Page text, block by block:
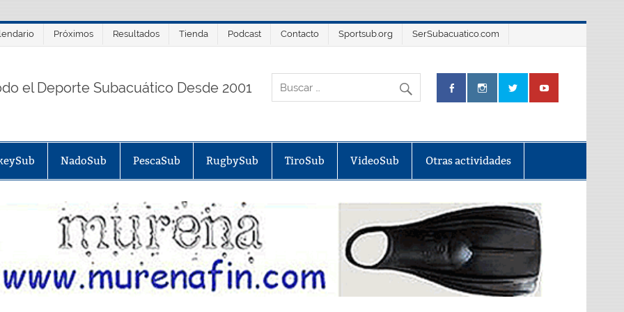
Próximos Resultados Tienda Podcast Contacto Sportsub.org SerSubacuatico.com
el Deporte Subacuático Desde 2001
NadoSub PescaSub RugbySub TiroSub VideoSub Otras actividades